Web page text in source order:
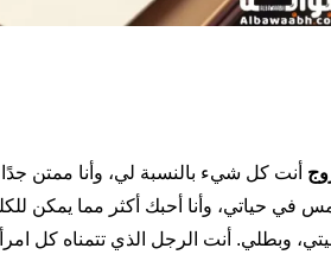
أنت كل شيء بالنسبة لي، وأنا ممتن
في حياتي، وأنا أحبك أكثر مما يمكن
وبطلي. أنت الرجل الذي تتمناه كل